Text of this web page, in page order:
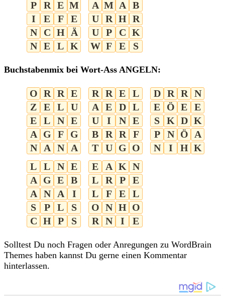
P
R E M
I
E F
E
N
C H
Ä
N
E L K
A M A
B
U
R H R
U
P C K
W F E S
Buchstabenmix bei Wort-Ass ANGELN:
O R R
E
Z
E L
U
E
L N
E
A
G F
G
N
A N A
R R E
L
A
E D
L
U
I N
E
B
R R
F
T
U G O
D R R
N
E
Ö E
E
S
K D K
P
N Ö
A
N
I H K
L
L N
E
A
G E
B
A
N A
I
S
P L
S
C H P S
E A K N
L
R P
E
L
F E
L
O N H O
R
N I E
Solltest Du noch Fragen oder Anregungen zu WordBrain
Themes haben kannst Du gerne einen Kommentar
hinterlassen.